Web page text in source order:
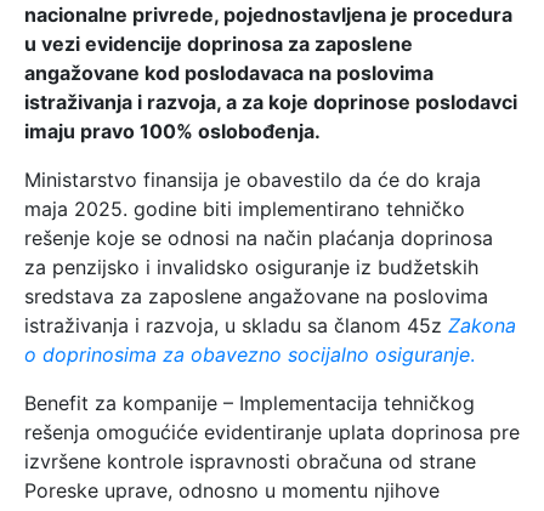
nacionalne privrede, pojednostavljena je procedura
u vezi evidencije doprinosa za zaposlene
angažovane kod poslodavaca na poslovima
istraživanja i razvoja, a za koje doprinose poslodavci
imaju pravo 100% oslobođenja.
Ministarstvo finansija je obavestilo da će do kraja
maja 2025. godine biti implementirano tehničko
rešenje koje se odnosi na način plaćanja doprinosa
za penzijsko i invalidsko osiguranje iz budžetskih
sredstava za zaposlene angažovane na poslovima
istraživanja i razvoja, u skladu sa članom 45z Zakona
o doprinosima za obavezno socijalno osiguranje.
Benefit za kompanije – Implementacija tehničkog
rešenja omogućiće evidentiranje uplata doprinosa pre
izvršene kontrole ispravnosti obračuna od strane
Poreske uprave, odnosno u momentu njihove